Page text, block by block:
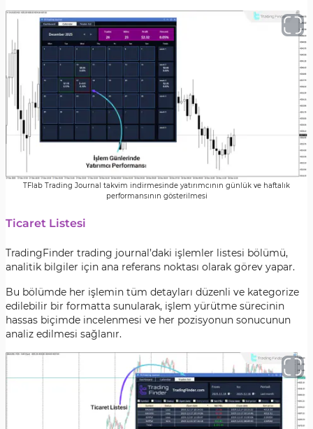
TFlab Trading Journal takvim indirmesinde yatırımcının günlük ve haftalık
performansının gösterilmesi
Ticaret Listesi
TradingFinder trading journal’daki işlemler listesi bölümü,
analitik bilgiler için ana referans noktası olarak görev yapar.
Bu bölümde her işlemin tüm detayları düzenli ve kategorize
edilebilir bir formatta sunularak, işlem yürütme sürecinin
hassas biçimde incelenmesi ve her pozisyonun sonucunun
analiz edilmesi sağlanır.